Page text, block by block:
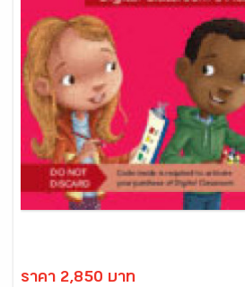
ราคา 2,850 บาท